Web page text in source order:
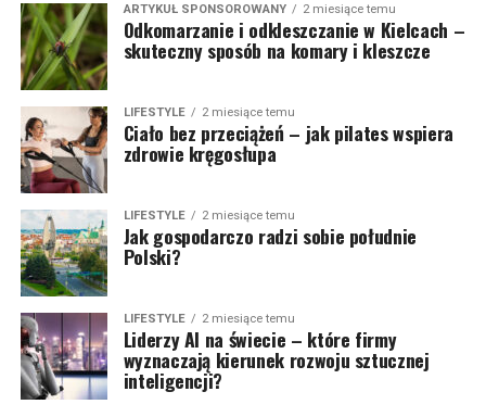
ARTYKUŁ SPONSOROWANY 2 miesiące temu
Odkomarzanie i odkleszczanie w Kielcach –
skuteczny sposób na komary i kleszcze
LIFESTYLE 2 miesiące temu
Ciało bez przeciążeń – jak pilates wspiera
zdrowie kręgosłupa
LIFESTYLE 2 miesiące temu
Jak gospodarczo radzi sobie południe
Polski?
LIFESTYLE 2 miesiące temu
Liderzy AI na świecie – które firmy
wyznaczają kierunek rozwoju sztucznej
inteligencji?